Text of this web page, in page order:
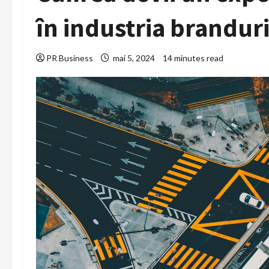
în industria
PR Business mai 5, 2024 14 minutes read